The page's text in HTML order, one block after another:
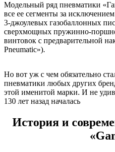
Модельный ряд пневматики
все ее сегменты за
3-джоулевых газобаллонных
сверхмощных пружинно-
винтовок с предварительной
Pneumatic»).
Но вот уж с чем обязательно
пневматики любых других
этой именитой марки. И не
130 лет назад началась
История и
«